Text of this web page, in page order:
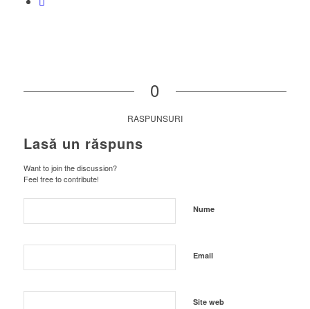
0
RASPUNSURI
Lasă un răspuns
Want to join the discussion?
Feel free to contribute!
Nume
Email
Site web